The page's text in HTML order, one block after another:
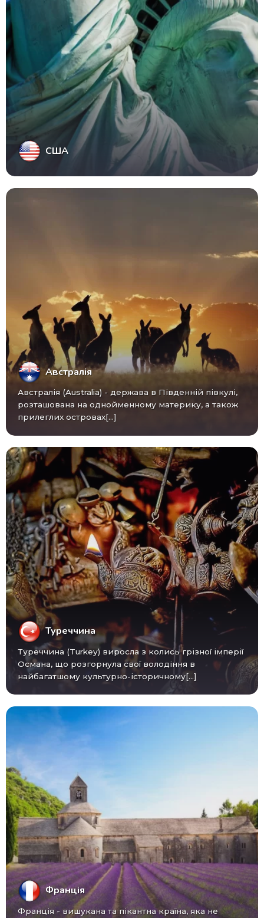
США
Австралія
Австралія (Australia) - ​​держава в Південній півкулі,
розташована на однойменному материку, а також
прилеглих островах[...]
Туреччина
Туреччина (Turkey) виросла з колись грізної імперії
Османа, що розгорнула свої володіння в
найбагатшому культурно-історичному[...]
Франція
Франція - вишукана та пікантна країна, яка не